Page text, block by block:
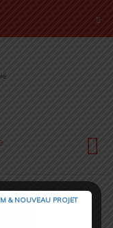
& NOUVEAU PROJET